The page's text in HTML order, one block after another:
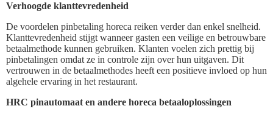
Verhoogde klanttevredenheid
De voordelen pinbetaling horeca reiken verder dan enkel snelheid.
Klanttevredenheid stijgt wanneer gasten een veilige en betrouwbare
betaalmethode kunnen gebruiken. Klanten voelen zich prettig bij
pinbetalingen omdat ze in controle zijn over hun uitgaven. Dit
vertrouwen in de betaalmethodes heeft een positieve invloed op hun
algehele ervaring in het restaurant.
HRC pinautomaat en andere horeca betaaloplossingen